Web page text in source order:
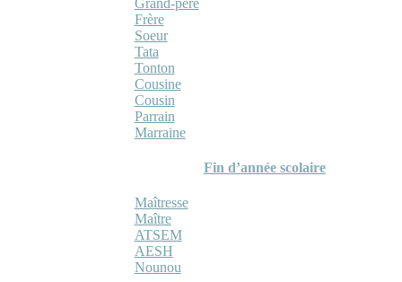
Frère
Soeur
Tata
Tonton
Cousine
Cousin
Parrain
Marraine
Fin d’année scolaire
Maîtresse
Maître
ATSEM
AESH
Nounou